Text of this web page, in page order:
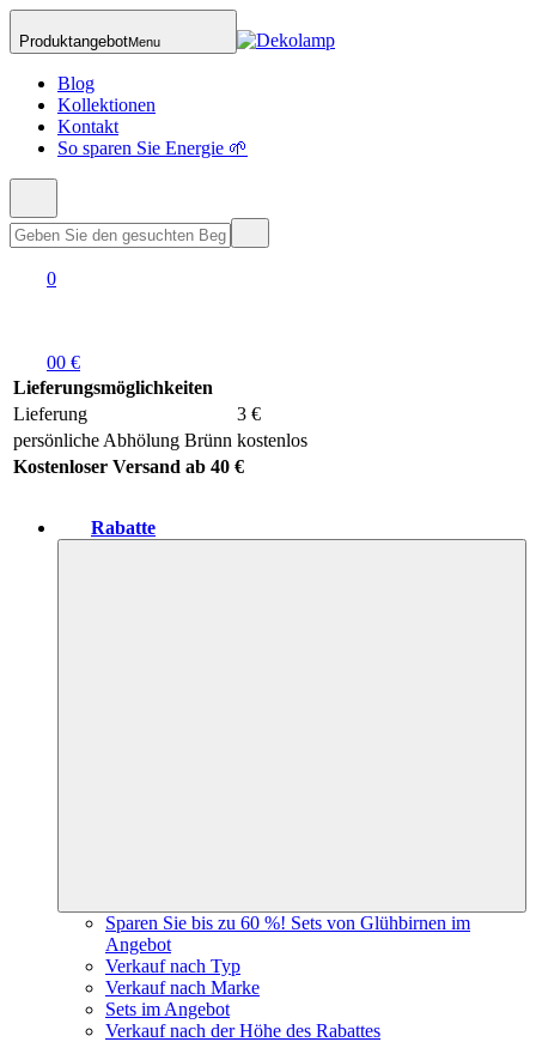
ProduktangebotMenu
Blog
Kollektionen
Kontakt
So sparen Sie Energie 🌱
0
00 €
Lieferungsmöglichkeiten
Lieferung
3 €
persönliche Abhölung Brünn kostenlos
Kostenloser Versand ab 40 €
Rabatte
Sparen Sie bis zu 60 %! Sets von Glühbirnen im
Angebot
Verkauf nach Typ
Verkauf nach Marke
Sets im Angebot
Verkauf nach der Höhe des Rabattes